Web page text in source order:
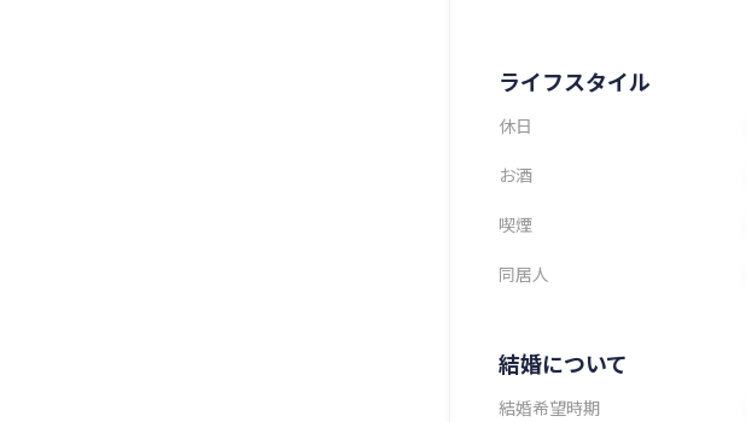
ライフスタイル
休日
お酒
喫煙
同居人
結婚について
結婚希望時期